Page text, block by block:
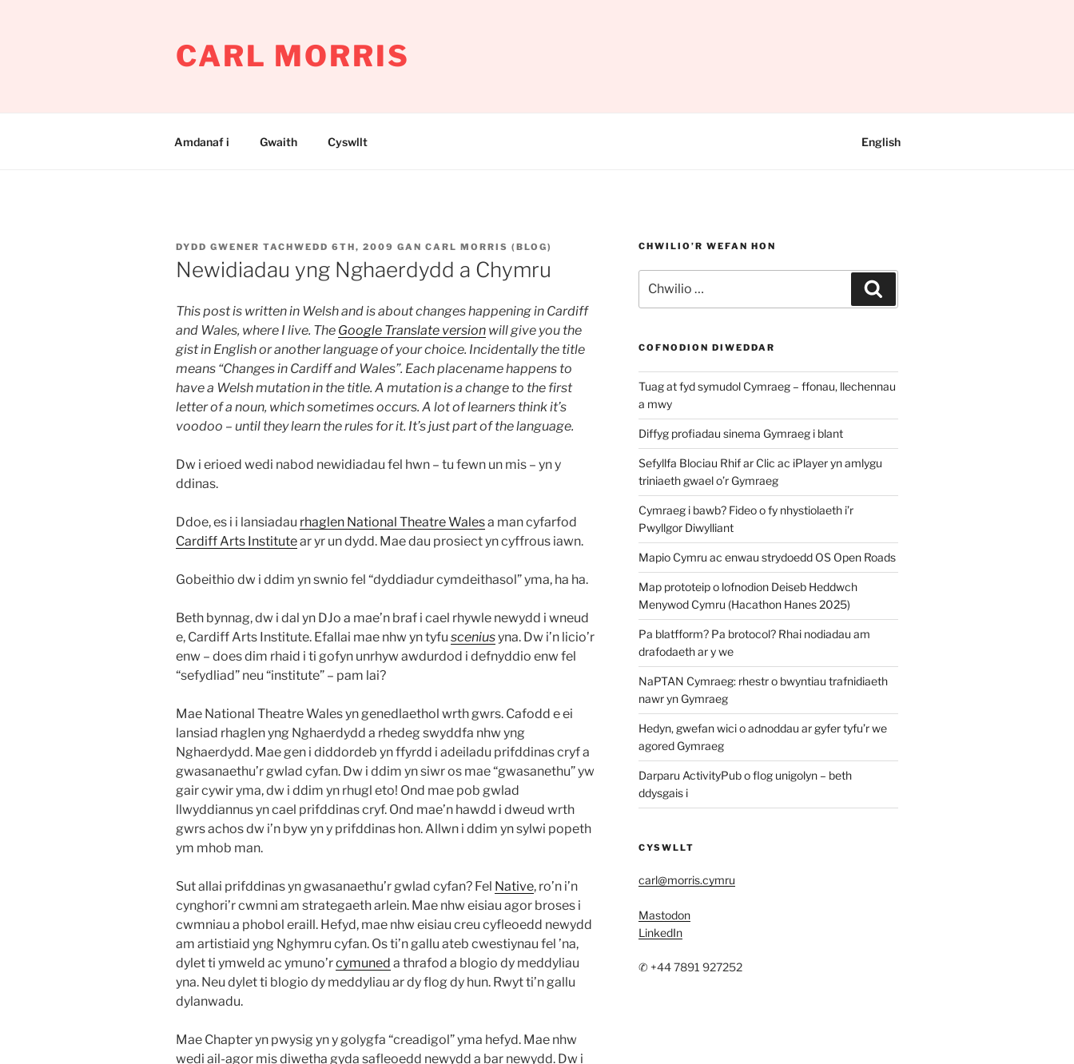
CARL MORRIS
Amdanaf i Gwaith Cyswllt English
COFNODWYD
AR
DYDD GWENER TACHWEDD 6TH, 2009 GAN CARL MORRIS (BLOG)
Newidiadau yng Nghaerdydd a Chymru
This post is written in Welsh and is about changes happening in Cardiff
and Wales, where I live. The Google Translate version will give you the
gist in English or another language of your choice. Incidentally the title
means “Changes in Cardiff and Wales”. Each placename happens to
have a Welsh mutation in the title. A mutation is a change to the first
letter of a noun, which sometimes occurs. A lot of learners think it’s
voodoo – until they learn the rules for it. It’s just part of the language.
Dw i erioed wedi nabod newidiadau fel hwn – tu fewn un mis – yn y
ddinas.
Ddoe, es i i lansiadau rhaglen National Theatre Walesa man cyfarfod
Cardiff Arts Institutear yr un dydd. Mae dau prosiect yn cyffrous iawn.
Gobeithio dw i ddim yn swnio fel “dyddiadur cymdeithasol” yma, ha ha.
Beth bynnag, dw i dal yn DJo a mae’n braf i cael rhywle newydd i wneud
e, Cardiff Arts Institute. Efallai mae nhw yn tyfu sceniusyna. Dw i’n licio’r
enw – does dim rhaid i ti gofyn unrhyw awdurdod i defnyddio enw fel
“sefydliad” neu “institute” – pam lai?
Mae National Theatre Wales yn genedlaethol wrth gwrs. Cafodd e ei
lansiad rhaglen yng Nghaerdydd a rhedeg swyddfa nhw yng
Nghaerdydd. Mae gen i diddordeb yn ffyrdd i adeiladu prifddinas cryf a
gwasanaethu’r gwlad cyfan. Dw i ddim yn siwr os mae “gwasanethu” yw
gair cywir yma, dw i ddim yn rhugl eto! Ond mae pob gwlad
llwyddiannus yn cael prifddinas cryf. Ond mae’n hawdd i dweud wrth
gwrs achos dw i’n byw yn y prifddinas hon. Allwn i ddim yn sylwi popeth
ym mhob man.
Sut allai prifddinas yn gwasanaethu’r gwlad cyfan? Fel Native, ro’n i’n
cynghori’r cwmni am strategaeth arlein. Mae nhw eisiau agor broses i
cwmniau a phobol eraill. Hefyd, mae nhw eisiau creu cyfleoedd newydd
am artistiaid yng Nghymru cyfan. Os ti’n gallu ateb cwestiynau fel ’na,
dylet ti ymweld ac ymuno’rcymuned a thrafod a blogio dy meddyliau
yna. Neu dylet ti blogio dy meddyliau ar dy flog dy hun. Rwyt ti’n gallu
dylanwadu.
Mae Chapter yn pwysig yn y golygfa “creadigol” yma hefyd. Mae nhw
wedi ail-agor mis diwetha gyda safleoedd newydd a bar newydd. Dw i
CHWILIO’R WEFAN HON
am:
COFNODION DIWEDDAR
Tuag at fyd symudol Cymraeg – ffonau, llechennau
a mwy
Diffyg profiadau sinema Gymraeg i blant
Sefyllfa Blociau Rhif ar Clic ac iPlayer yn amlygu
triniaeth gwael o’r Gymraeg
Cymraeg i bawb? Fideo o fy nhystiolaeth i’r
Pwyllgor Diwylliant
Mapio Cymru ac enwau strydoedd OS Open Roads
Map prototeip o lofnodion Deiseb Heddwch
Menywod Cymru (Hacathon Hanes 2025)
Pa blatfform? Pa brotocol? Rhai nodiadau am
drafodaeth ar y we
NaPTAN Cymraeg: rhestr o bwyntiau trafnidiaeth
nawr yn Gymraeg
Hedyn, gwefan wici o adnoddau ar gyfer tyfu’r we
agored Gymraeg
Darparu ActivityPub o flog unigolyn – beth
ddysgais i
CYSWLLT
carl@morris.cymru
Mastodon
LinkedIn
✆ +44 7891 927252